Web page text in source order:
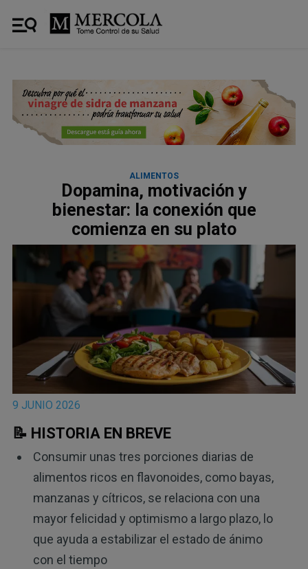
ALIMENTOS
Dopamina, motivación y
bienestar: la conexión que
comienza en su plato
9 JUNIO 2026
📝 HISTORIA EN BREVE
Consumir unas tres porciones diarias de
alimentos ricos en flavonoides, como bayas,
manzanas y cítricos, se relaciona con una
mayor felicidad y optimismo a largo plazo, lo
que ayuda a estabilizar el estado de ánimo
con el tiempo